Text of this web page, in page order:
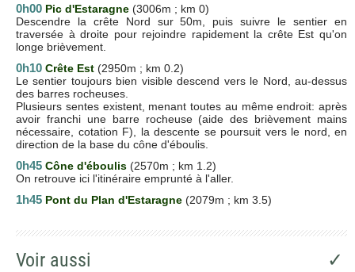
0h00 Pic d'Estaragne (3006m ; km 0)
Descendre la crête Nord sur 50m, puis suivre le sentier en
traversée à droite pour rejoindre rapidement la crête Est qu'on
longe brièvement.
0h10 Crête Est (2950m ; km 0.2)
Le sentier toujours bien visible descend vers le Nord, au-dessus
des barres rocheuses.
Plusieurs sentes existent, menant toutes au même endroit: après
avoir franchi une barre rocheuse (aide des brièvement mains
nécessaire, cotation F), la descente se poursuit vers le nord, en
direction de la base du cône d'éboulis.
0h45 Cône d'éboulis (2570m ; km 1.2)
On retrouve ici l'itinéraire emprunté à l'aller.
1h45 Pont du Plan d'Estaragne (2079m ; km 3.5)
Voir aussi ✓